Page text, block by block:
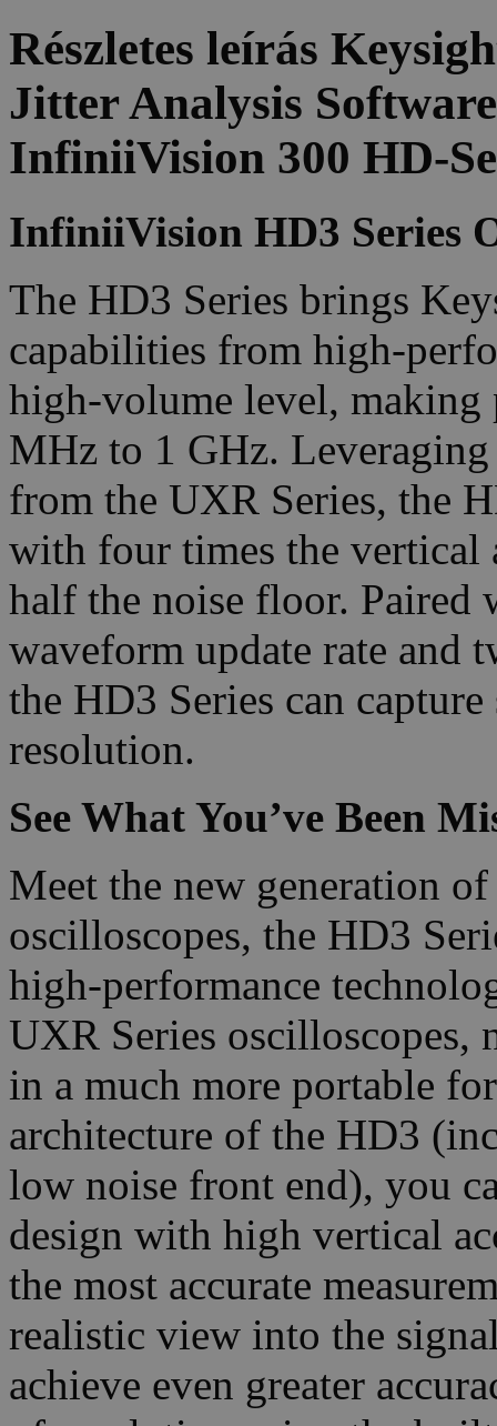
Részletes leírás
Jitter Analysis
InfiniiVision 300 HD-
InfiniiVision HD3 Series
The HD3 Series brings
capabilities from high-
high-volume level,
MHz to 1 GHz.
from the UXR Series, the
with four times the vertical
half the noise floor. Paired
waveform update rate and
the HD3 Series can
resolution.
See What You’ve Been
Meet the new generation
oscilloscopes, the HD3
high-performance
UXR Series oscilloscopes,
in a much more portable
architecture of the HD3
low noise front end), you
design with high vertical
the most accurate
realistic view into the
achieve even greater